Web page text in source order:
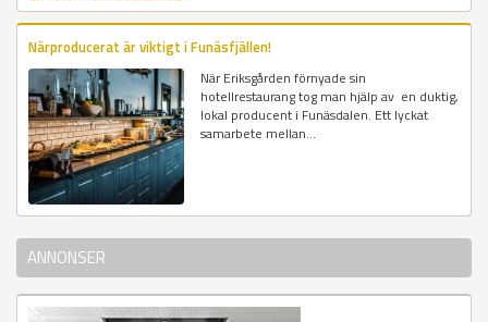
Närproducerat är viktigt i Funäsfjällen!
När Eriksgården förnyade sin
hotellrestaurang tog man hjälp av en duktig,
lokal producent i Funäsdalen. Ett lyckat
samarbete mellan...
ANNONSER